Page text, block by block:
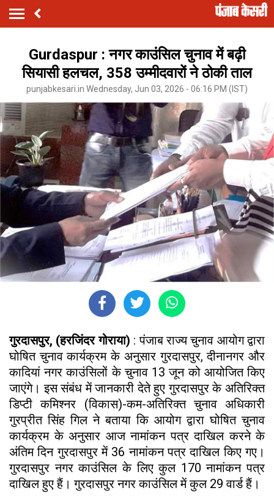
Gurdaspur : नगर काउंसिल चुनाव में बढ़ी
सियासी हलचल, 358 उम्मीदवारों ने ठोकी ताल
punjabkesari.in Wednesday, Jun 03, 2026 - 06:16 PM (IST)
गुरदासपुर, (हरजिंदर गोराया) : पंजाब राज्य चुनाव आयोग द्वारा
घोषित चुनाव कार्यक्रम के अनुसार गुरदासपुर, दीनानगर और
कादियां नगर काउंसिलों के चुनाव 13 जून को आयोजित किए
जाएंगे। इस संबंध में जानकारी देते हुए गुरदासपुर के अतिरिक्त
डिप्टी कमिश्नर (विकास)-कम-अतिरिक्त चुनाव अधिकारी
गुरप्रीत सिंह गिल ने बताया कि आयोग द्वारा घोषित चुनाव
कार्यक्रम के अनुसार आज नामांकन पत्र दाखिल करने के
अंतिम दिन गुरदासपुर में 36 नामांकन पत्र दाखिल किए गए।
गुरदासपुर नगर काउंसिल के लिए कुल 170 नामांकन पत्र
दाखिल हुए हैं। गुरदासपुर नगर काउंसिल में कुल 29 वार्ड हैं।